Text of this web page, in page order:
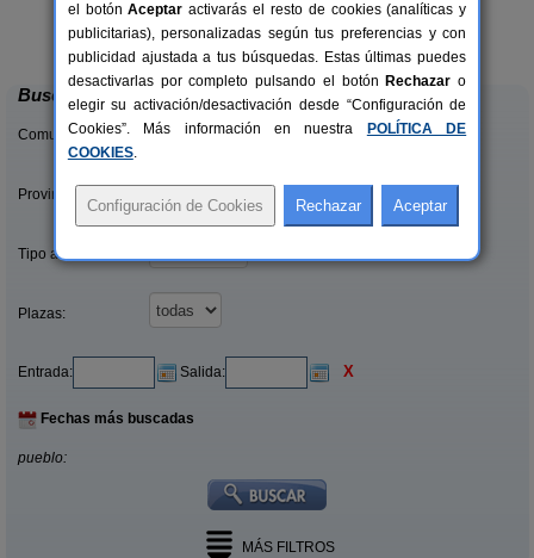
6 pers.
desde23 €
El Descanso de Sanabria
Trefacio (Zamora)
Buscar
Comunidades:
Provincias/Islas:
Tipo alquiler:
Plazas:
Entrada: Salida: X
Fechas más buscadas
pueblo:
MÁS FILTROS
el botónAceptar activarás el resto de cookies (analíticas y
publicitarias), personalizadas según tus preferencias y con
publicidad ajustada a tus búsquedas. Estas últimas puedes
desactivarlas por completo pulsando el botón Rechazar o
elegir su activación/desactivación desde “Configuración de
Cookies”. Más información en nuestra
POLÍTICA DE
COOKIES.